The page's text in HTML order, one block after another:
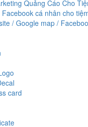
Quảng Cáo Cho
cá nhân cho
/ Google map /
card